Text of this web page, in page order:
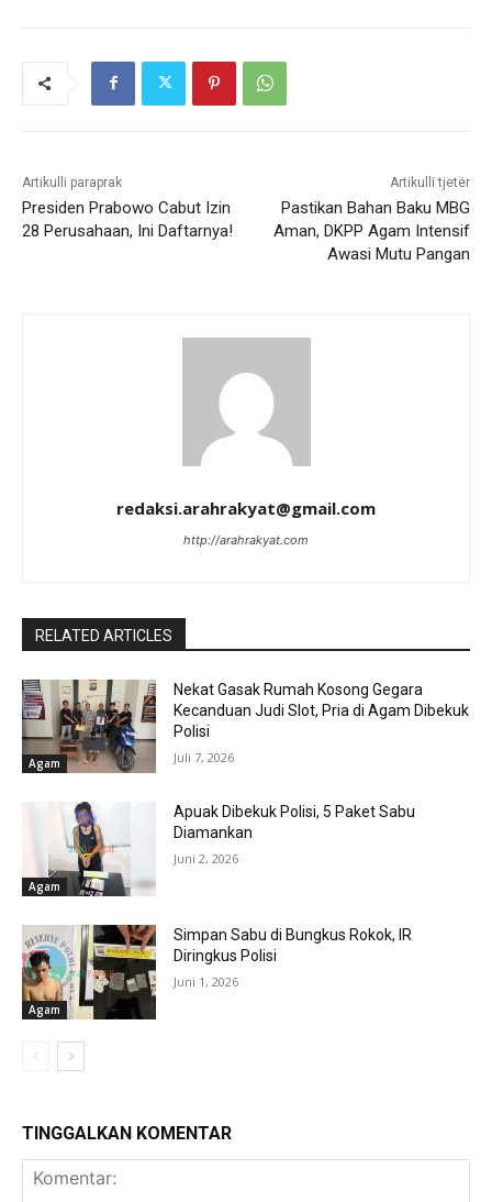
Artikulli paraprak
Presiden Prabowo Cabut Izin
28 Perusahaan, Ini Daftarnya!
Artikulli tjetër
Pastikan Bahan Baku MBG
Aman, DKPP Agam Intensif
Awasi Mutu Pangan
redaksi.arahrakyat@gmail.com
http://arahrakyat.com
RELATED ARTICLES
Agam
Nekat Gasak Rumah Kosong Gegara
Kecanduan Judi Slot, Pria di Agam Dibekuk
Polisi
Juli 7, 2026
Agam
Apuak Dibekuk Polisi, 5 Paket Sabu
Diamankan
Juni 2, 2026
Agam
Simpan Sabu di Bungkus Rokok, IR
Diringkus Polisi
Juni 1, 2026
TINGGALKAN KOMENTAR